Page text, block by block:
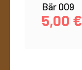
Bär 009
5,00 €